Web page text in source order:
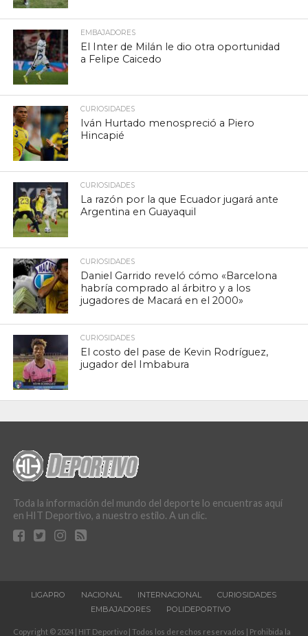
EMBAJADORES
El Inter de Milán le dio otra oportunidad
a Felipe Caicedo
CURIOSIDADES
Iván Hurtado menospreció a Piero
Hincapié
CURIOSIDADES
La razón por la que Ecuador jugará ante
Argentina en Guayaquil
CURIOSIDADES
Daniel Garrido reveló cómo «Barcelona
habría comprado al árbitro y a los
jugadores de Macará en el 2000»
CURIOSIDADES
El costo del pase de Kevin Rodríguez,
jugador del Imbabura
Toda la información del mundo del deporte lo encuentras aquí
en HIT Deportivo, a nuestro estilo. A un clic.
LIGAPRO NACIONAL INTERNACIONAL
CURIOSIDADES
EMBAJADORES
POLIDEPORTIVO
Copyright © 2024 | HIT Deportivo | Todos los derechos reservados | Prohibida la